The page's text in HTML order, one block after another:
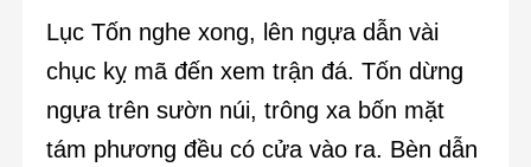
Lục Tốn nghe xong, lên ngựa dẫn vài
chục kỵ mã đến xem trận đá. Tốn dừng
ngựa trên sườn núi, trông xa bốn mặt
tám phương đều có cửa vào ra. Bèn dẫn